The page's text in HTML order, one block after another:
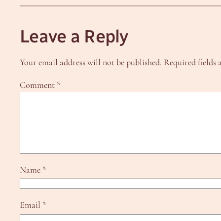
Leave a Reply
Your email address will not be published. Required fields
Comment *
Name *
Email *